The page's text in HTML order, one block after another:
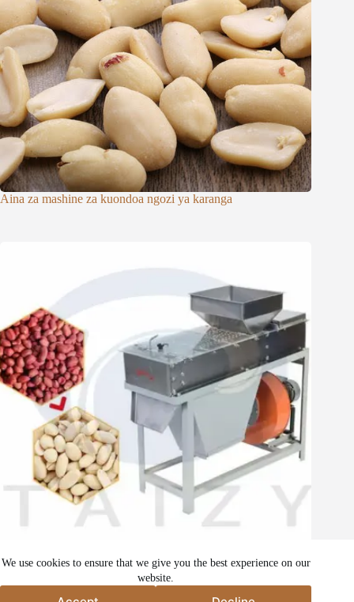
We use cookies to ensure that we give you the best experience on our
website.
Aina za mashine za kuondoa ngozi ya karanga
Torrtyp jordnötskal avskalar maskin